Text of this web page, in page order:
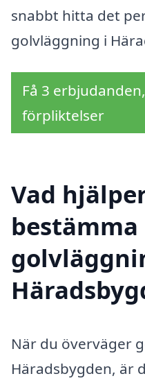
snabbt hitta det
golvläggning i
Få 3
förpliktelser
Vad
När du överväger
Häradsbygden, är